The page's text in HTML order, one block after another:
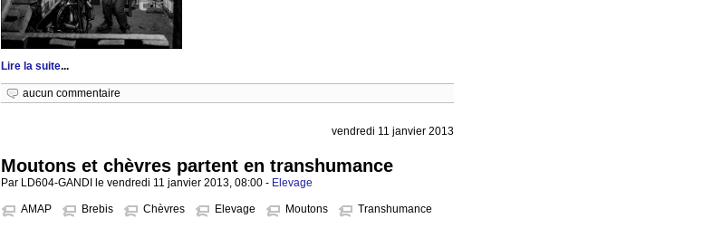
Lire la suite...
aucun commentaire
vendredi 11 janvier 2013
Moutons et chèvres partent en transhumance
Par LD604-GANDI le vendredi 11 janvier 2013, 08:00 - Elevage
AMAP Brebis Chèvres Elevage Moutons Transhumance